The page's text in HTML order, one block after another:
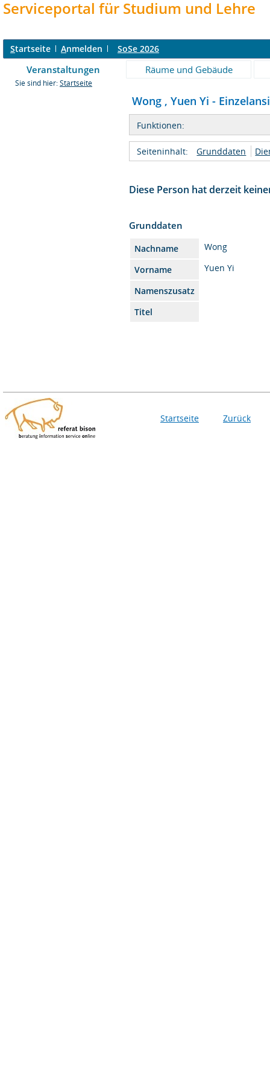
Serviceportal für Studium und Lehre
Startseite Anmelden SoSe 2026
Veranstaltungen Räume und Gebäude
Sie sind hier: Startseite
Wong , Yuen Yi -
Funktionen:
Seiteninhalt: Grunddaten
Diese Person hat derzeit
Grunddaten
Nachname
Wong
Vorname
Yuen Yi
Namenszusatz
Titel
Startseite Zurück